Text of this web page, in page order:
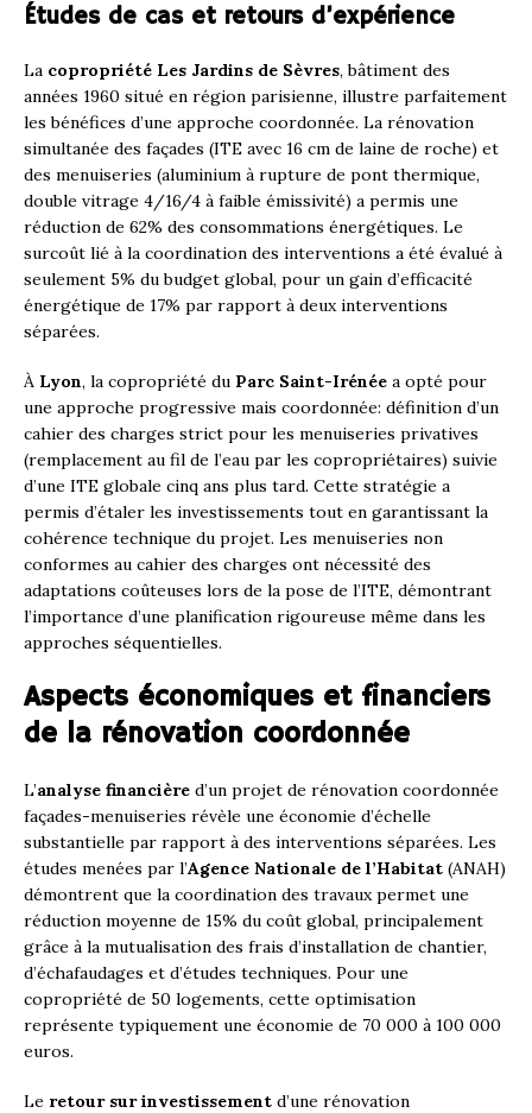
Études de cas et retours d’expérience
La copropriété Les Jardins de Sèvres, bâtiment des
années 1960 situé en région parisienne, illustre parfaitement
les bénéfices d’une approche coordonnée. La rénovation
simultanée des façades (ITE avec 16 cm de laine de roche) et
des menuiseries (aluminium à rupture de pont thermique,
double vitrage 4/16/4 à faible émissivité) a permis une
réduction de 62% des consommations énergétiques. Le
surcoût lié à la coordination des interventions a été évalué à
seulement 5% du budget global, pour un gain d’efficacité
énergétique de 17% par rapport à deux interventions
séparées.
À Lyon, la copropriété du Parc Saint-Irénée a opté pour
une approche progressive mais coordonnée: définition d’un
cahier des charges strict pour les menuiseries privatives
(remplacement au fil de l’eau par les copropriétaires) suivie
d’une ITE globale cinq ans plus tard. Cette stratégie a
permis d’étaler les investissements tout en garantissant la
cohérence technique du projet. Les menuiseries non
conformes au cahier des charges ont nécessité des
adaptations coûteuses lors de la pose de l’ITE, démontrant
l’importance d’une planification rigoureuse même dans les
approches séquentielles.
Aspects économiques et financiers
de la rénovation coordonnée
L’analyse financière d’un projet de rénovation coordonnée
façades-menuiseries révèle une économie d’échelle
substantielle par rapport à des interventions séparées. Les
études menées par l’Agence Nationale de l’Habitat (ANAH)
démontrent que la coordination des travaux permet une
réduction moyenne de 15% du coût global, principalement
grâce à la mutualisation des frais d’installation de chantier,
d’échafaudages et d’études techniques. Pour une
copropriété de 50 logements, cette optimisation
représente typiquement une économie de 70 000 à 100 000
euros.
Le retour sur investissement d’une rénovation